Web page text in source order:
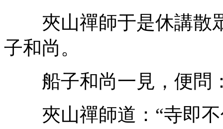
夾山禪師于是休講散
子和尚。
船子和尚一見，便問
夾山禪師道：“寺即不